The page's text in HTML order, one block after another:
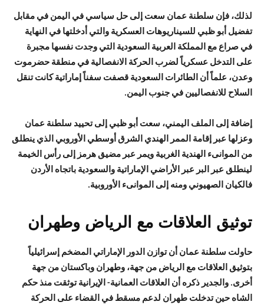
لذلك، فإن سلطنة عمان سعت إلى حل سياسي في اليمن في مقابل
تفضيل أبو ظبي للسيناريوهات العسكرية والتي أدخلتها في النهاية
في صراع مع المملكة العربية السعودية التي وجدت نفسها مجبرة
على التدخل عسكرياً لضرب الحركة الانفصالية في منطقة حضرموت
وعدن، علماً أن الطائرات السعودية قصفت سفناً إماراتية كانت تنقل
السلاح للانفصاليين في جنوب اليمن.
إضافة إلى الملف اليمني، سعت أبو ظبي إلى تحييد سلطنة عمان
وعزلها عبر إقامة الممر الهندي الشرق أوسطي الأوروبي الذي ينطلق
من الموانىء الهندية الغربية ويمر عبر مضيق هرمز إلى رأس الخيمة
لينطلق عبر البر عبر الأراضي الإماراتية والسعودية باتجاه الأردن
فالكيان الصهيوني ومنه إلى الموانىء الأوروبية.
توثيق العلاقات مع الرياض وطهران
حاولت سلطنة عمان أن توازن الدور الإماراتي المضخم إسرائيلياً
بتوثيق العلاقات مع الرياض من جهة، وطهران وباكستان من جهة
أخرى. والجدير ذكره أن العلاقات العمانية- الإيرانية توثقت منذ حكم
الشاه حين تدخلت طهران لدعم مسقط في القضاء على الحركة